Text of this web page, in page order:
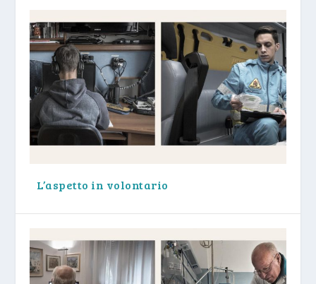
L’aspetto in volontario